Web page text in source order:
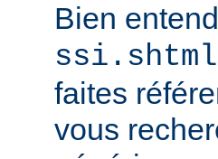
Bien
ssi.shtml
faites
vous